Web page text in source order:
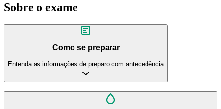
Sobre o exame
Como se preparar
Entenda as informações de preparo com antecedência